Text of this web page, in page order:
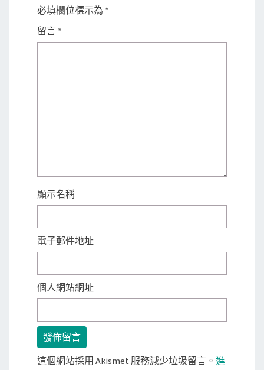
必填欄位標示為 *
留言 *
顯示名稱
電子郵件地址
個人網站網址
這個網站採用 Akismet 服務減少垃圾留言。 進